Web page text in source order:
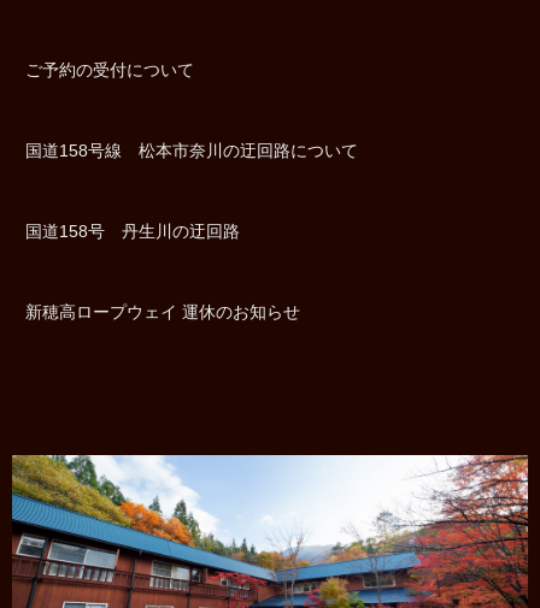
ご予約の受付について
国道158号線 松本市奈川の迂回路について
国道158号 丹生川の迂回路
新穂高ロープウェイ 運休のお知らせ